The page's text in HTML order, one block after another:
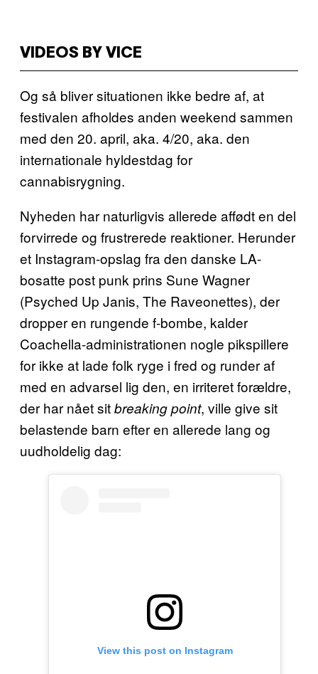
VIDEOS BY VICE
Og så bliver situationen ikke bedre af, at
festivalen afholdes anden weekend sammen
med den 20. april, aka. 4/20, aka. den
internationale hyldestdag for
cannabisrygning.
Nyheden har naturligvis allerede affødt en del
forvirrede og frustrerede reaktioner. Herunder
et Instagram-opslag fra den danske LA-
bosatte post punk prins Sune Wagner
(Psyched Up Janis, The Raveonettes), der
dropper en rungende f-bombe, kalder
Coachella-administrationen nogle pikspillere
for ikke at lade folk ryge i fred og runder af
med en advarsel lig den, en irriteret forældre,
der har nået sitbreaking point, ville give sit
belastende barn efter en allerede lang og
uudholdelig dag:
View this post on Instagram